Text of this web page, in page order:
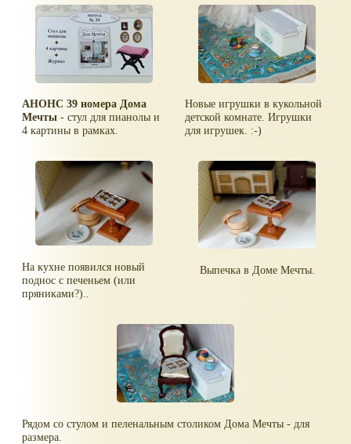
АНОНС 39 номера Дома
Мечты - стул для пианолы и
4 картины в рамках.
Новые игрушки в кукольной
детской комнате. Игрушки
для игрушек. :-)
На кухне появился новый
поднос с печеньем (или
пряниками?)..
Выпечка в Доме Мечты.
Рядом со стулом и пеленальным столиком Дома Мечты - для
размера.